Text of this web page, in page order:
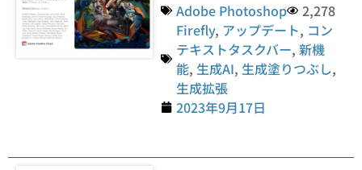
Adobe Photoshop
2,278
Firefly, アップデート, コン
テキストタスクバー,新機
能, 生成AI, 生成塗りつぶし,
生成拡張
2023年9月17日